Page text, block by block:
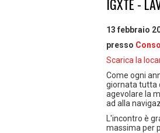
IGXTE -
13 febbraio
presso
Scarica la
Come ogni
giornata tutta
agevolare la
ad alla
L'incontro è
massima per